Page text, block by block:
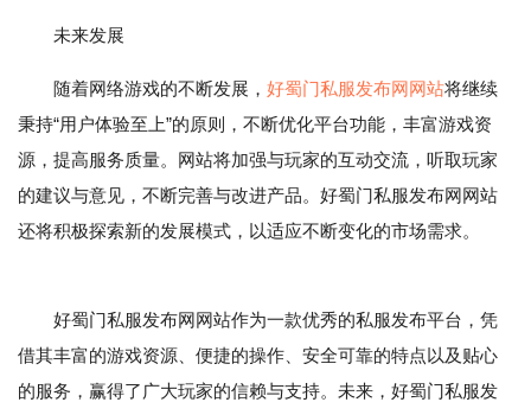
未来发展
随着网络游戏的不断发展， 好蜀门私服发布网网站将继续
秉持“用户体验至上”的原则，不断优化平台功能，丰富游戏资
源，提高服务质量。网站将加强与玩家的互动交流，听取玩家
的建议与意见，不断完善与改进产品。好蜀门私服发布网网站
还将积极探索新的发展模式，以适应不断变化的市场需求。
好蜀门私服发布网网站作为一款优秀的私服发布平台，凭
借其丰富的游戏资源、便捷的操作、安全可靠的特点以及贴心
的服务，赢得了广大玩家的信赖与支持。未来，好蜀门私服发